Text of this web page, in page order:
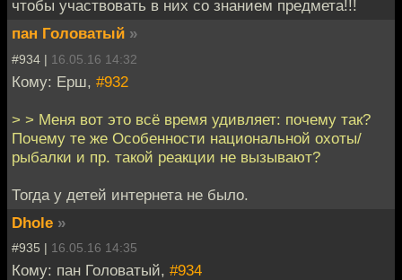
чтобы участвовать в них со знанием предмета!!!
пан Головатый »
#934 | 16.05.16 14:32
Кому: Ерш, #932
> > Меня вот это всё время удивляет: почему так?
Почему те же Особенности национальной охоты/
рыбалки и пр. такой реакции не вызывают?
Тогда у детей интернета не было.
Dhole »
#935 | 16.05.16 14:35
Кому: пан Головатый, #934